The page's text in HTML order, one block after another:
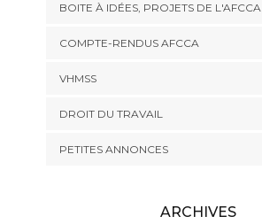
BOITE À IDÉES, PROJETS DE L'AFCCA
COMPTE-RENDUS AFCCA
VHMSS
DROIT DU TRAVAIL
PETITES ANNONCES
ARCHIVES